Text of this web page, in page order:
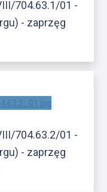
704.63.1/01 -
- zaprzęg
704.63.2/01 -
- zaprzęg